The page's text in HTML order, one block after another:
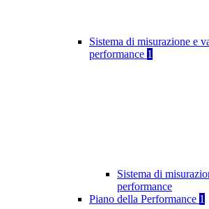
Sistema di misurazione e
performance 1
Sistema di
performance
Piano della Performance 1